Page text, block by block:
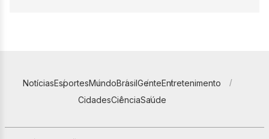
NotíciasEsportesMundoBrasilGenteEntretenimento
CidadesCiênciaSaúde